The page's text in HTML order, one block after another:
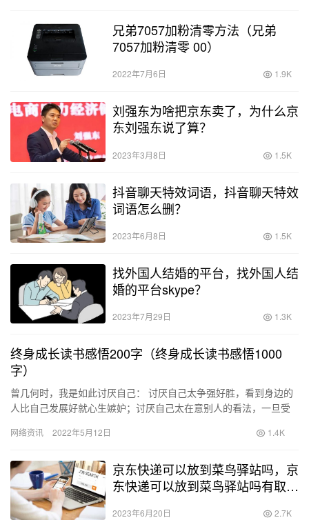
兄弟7057加粉清零方法（兄弟
7057加粉清零 00）
2022年7月6日 1.9K
刘强东为啥把京东卖了，为什么京
东刘强东说了算？
2023年3月8日 1.5K
抖音聊天特效词语，抖音聊天特效
词语怎么删？
2023年6月8日 1.5K
找外国人结婚的平台，找外国人结
婚的平台skype？
2023年7月29日 1.3K
终身成长读书感悟200字（终身成长读书感悟1000
字）
曾几何时，我是如此讨厌自己： 讨厌自己太争强好胜，看到身边的
人比自己发展好就心生嫉妒；讨厌自己太在意别人的看法，一旦受
力后…
网络资讯 2022年5月12日 1.4K
京东快递可以放到菜鸟驿站吗，京
东快递可以放到菜鸟驿站吗有取件
2023年6月20日 2.7K